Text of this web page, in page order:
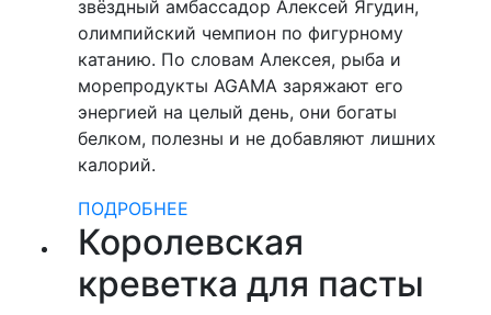
звёздный амбассадор Алексей Ягудин,
олимпийский чемпион по фигурному
катанию. По словам Алексея, рыба и
морепродукты AGAMA заряжают его
энергией на целый день, они богаты
белком, полезны и не добавляют лишних
калорий.
ПОДРОБНЕЕ
Королевская
креветка для пасты